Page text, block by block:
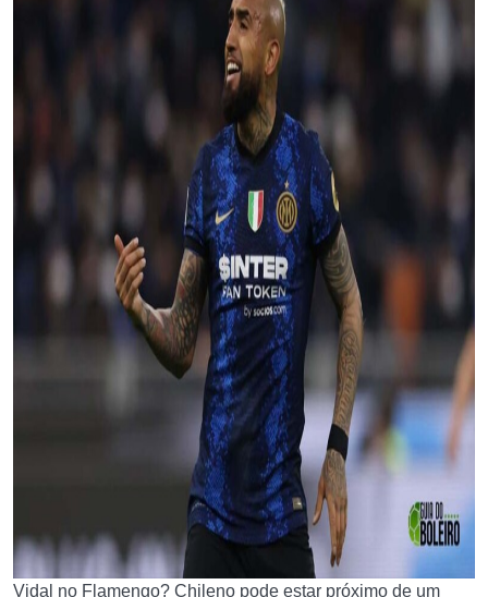
Vidal no Flamengo? Chileno pode estar próximo de um